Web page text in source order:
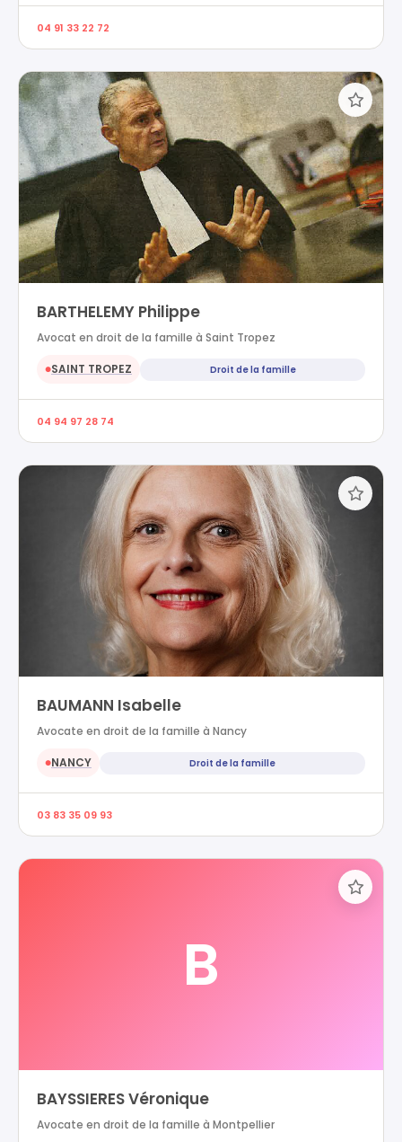
04 91 33 22 72
BARTHELEMY Philippe
Avocat en droit de la famille à Saint Tropez
●SAINT TROPEZ Droit de la famille
04 94 97 28 74
BAUMANN Isabelle
Avocate en droit de la famille à Nancy
●NANCY Droit de la famille
03 83 35 09 93
B
BAYSSIERES Véronique
Avocate en droit de la famille à Montpellier